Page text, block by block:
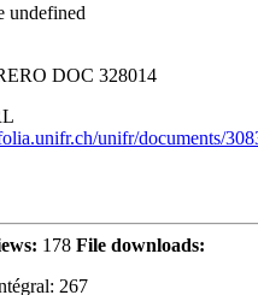
undefined
DOC 328014
unifr/documents/
178 File downloads:
267